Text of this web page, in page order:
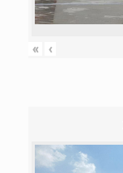
« ‹